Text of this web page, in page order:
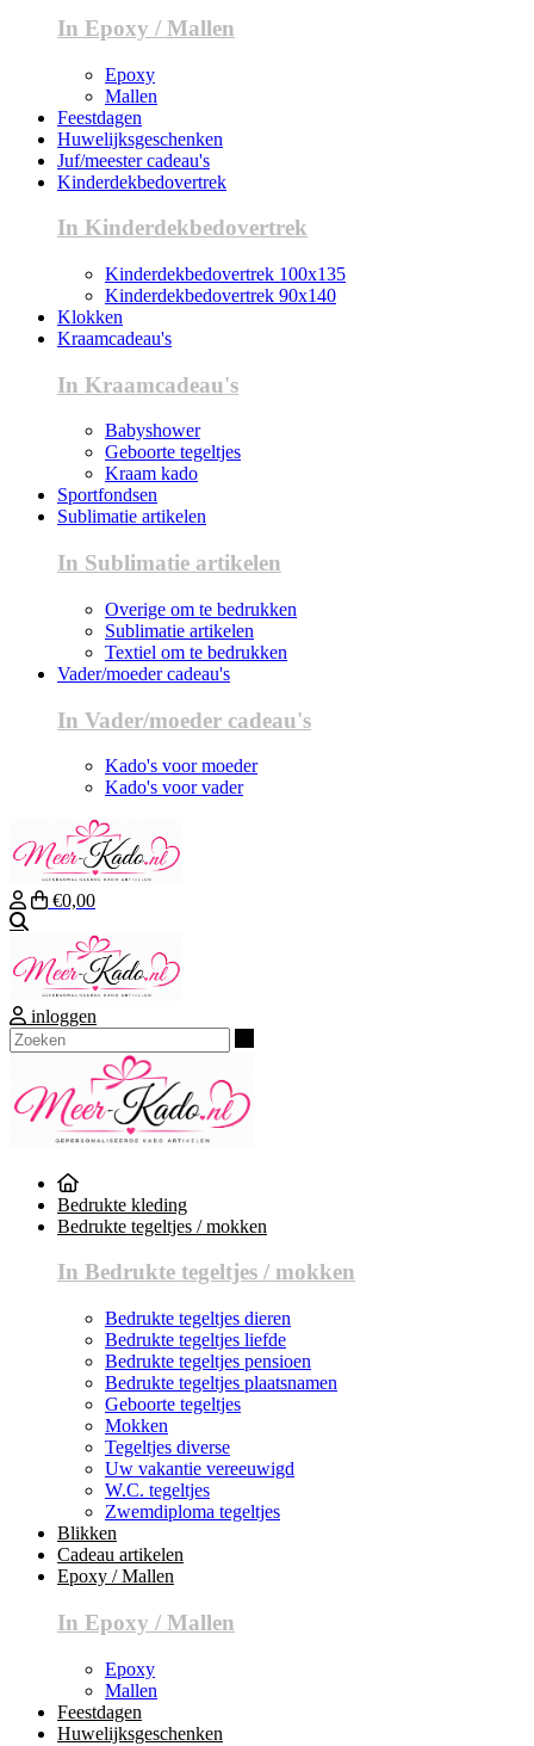
In Epoxy / Mallen
Epoxy
Mallen
Feestdagen
Huwelijksgeschenken
Juf/meester cadeau's
Kinderdekbedovertrek
In Kinderdekbedovertrek
Kinderdekbedovertrek 100x135
Kinderdekbedovertrek 90x140
Klokken
Kraamcadeau's
In Kraamcadeau's
Babyshower
Geboorte tegeltjes
Kraam kado
Sportfondsen
Sublimatie artikelen
In Sublimatie artikelen
Overige om te bedrukken
Sublimatie artikelen
Textiel om te bedrukken
Vader/moeder cadeau's
In Vader/moeder cadeau's
Kado's voor moeder
Kado's voor vader
€0,00
inloggen
Bedrukte kleding
Bedrukte tegeltjes / mokken
In Bedrukte tegeltjes / mokken
Bedrukte tegeltjes dieren
Bedrukte tegeltjes liefde
Bedrukte tegeltjes pensioen
Bedrukte tegeltjes plaatsnamen
Geboorte tegeltjes
Mokken
Tegeltjes diverse
Uw vakantie vereeuwigd
W.C. tegeltjes
Zwemdiploma tegeltjes
Blikken
Cadeau artikelen
Epoxy / Mallen
In Epoxy / Mallen
Epoxy
Mallen
Feestdagen
Huwelijksgeschenken